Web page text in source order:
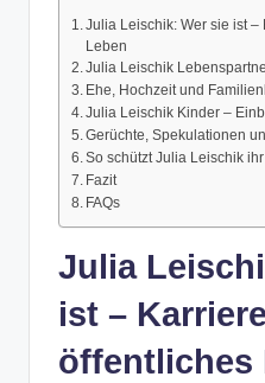
Julia Leischik: Wer sie ist
Leben
Julia Leischik
Ehe, Hochzeit und
Julia Leischik Kinder –
Gerüchte, Spekulationen
So schützt Julia Leischik
Fazit
FAQs
Julia
ist –
öffentliches